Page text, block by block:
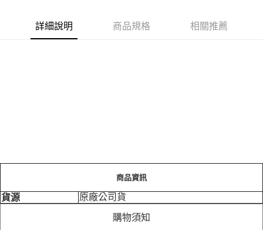
詳細說明 商品規格 相關推薦
商品資訊
貨源 原廠公司貨
購物須知